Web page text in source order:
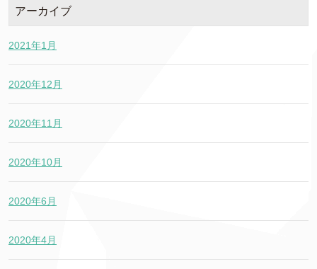
アーカイブ
2021年1月
2020年12月
2020年11月
2020年10月
2020年6月
2020年4月